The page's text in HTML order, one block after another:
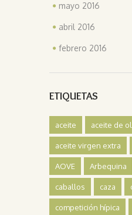
mayo 2016
abril 2016
febrero 2016
ETIQUETAS
aceite aceite de
aceite virgen extra
AOVE Arbequina
caballos caza
competición hípica